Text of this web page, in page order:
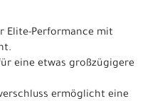
Elite-Performance mit
eine etwas großzügigere
ermöglicht eine